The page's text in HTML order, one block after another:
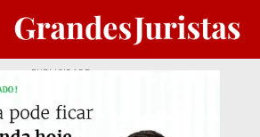
PUBLICIDADE